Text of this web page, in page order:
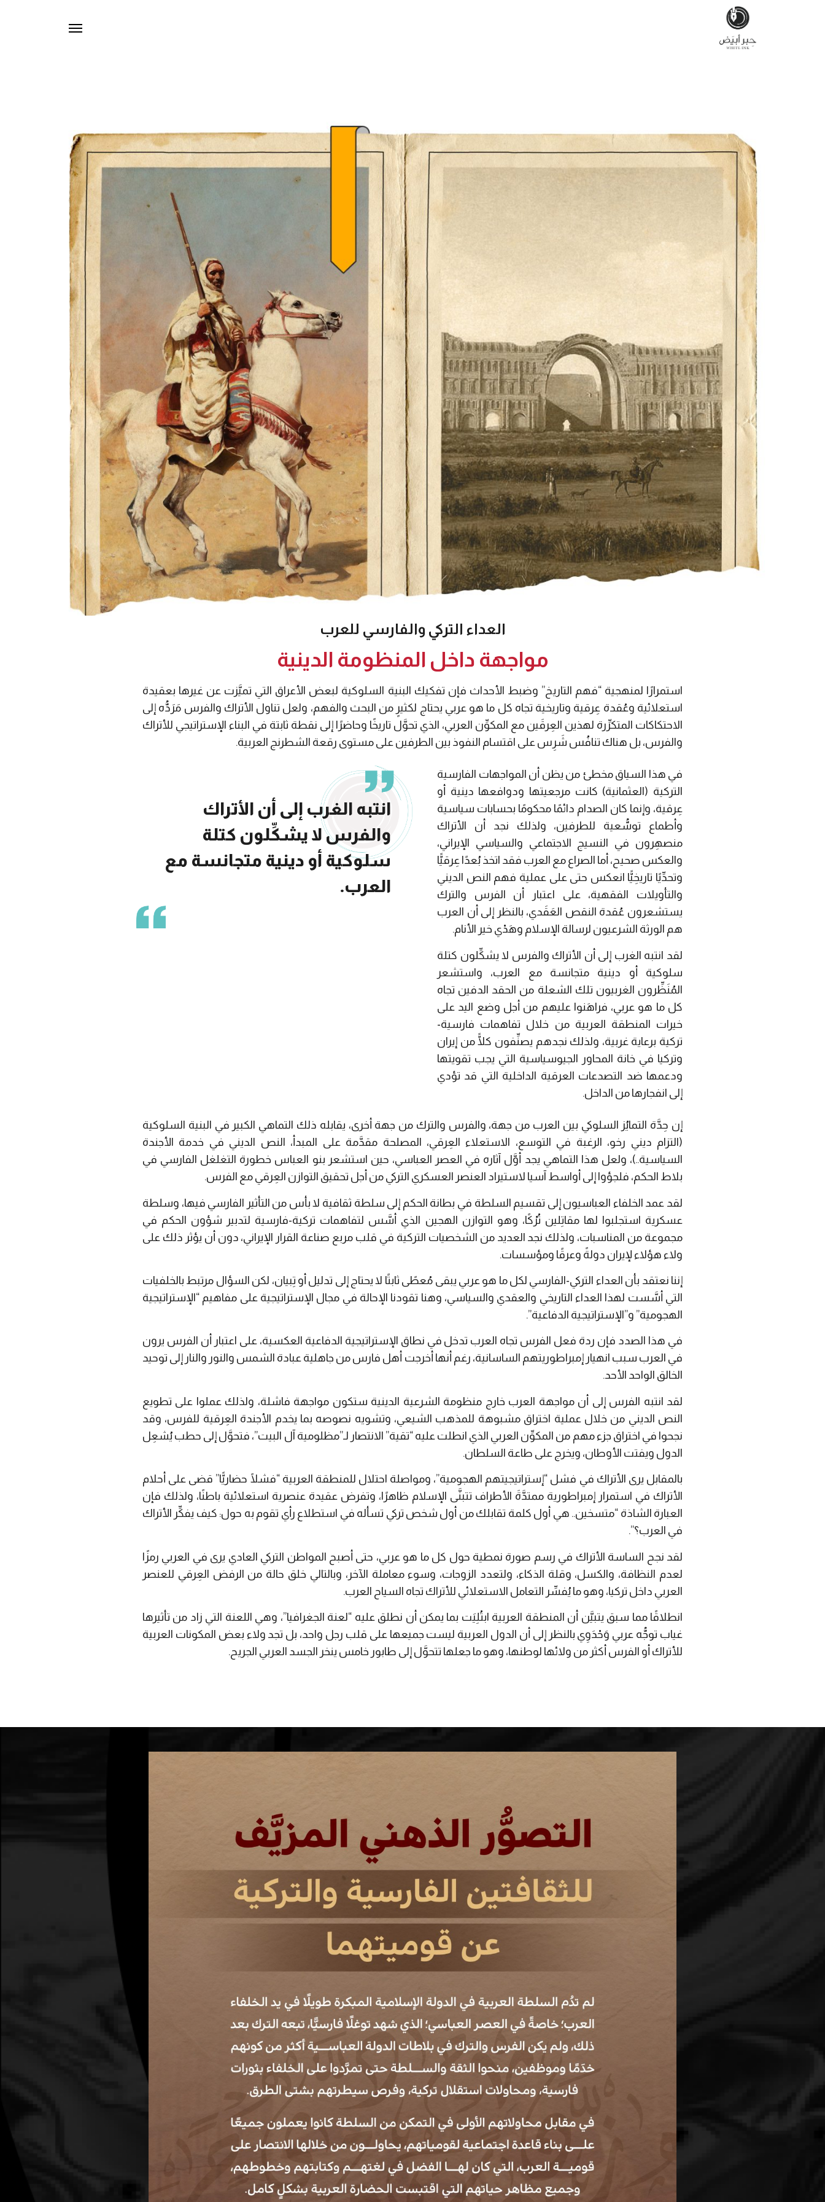
العداء التركي والفارسي للعرب
مواجهة داخل المنظومة الدينية
استمرارًا لمنهجية “فهم التاريخ” وضبط الأحداث فإن تفكيك البنية السلوكية لبعض الأعراق التي تميَّزت عن غيرها بعقيدة
استعلائية وعُقدة عِرقية وتاريخية تجاه كل ما هو عربي يحتاج لكثيرٍ من البحث والفهم، ولعل تناول الأتراك والفرس مَرَدُّه إلى
الاحتكاكات المتكرِّرة لهذين العِرقَين مع المكوِّن العربي، الذي تحوَّل تاريخًا وحاضرًا إلى نقطة ثابتة في البناء الإستراتيجي للأتراك
والفرس، بل هناك تنافُس شَرِس على اقتسام النفوذ بين الطرفين على مستوى رقعة الشطرنج العربية.
في هذا السياق مخطئ من يظن أن المواجهات الفارسية
التركية (العثمانية) كانت مرجعيتها ودوافعها دينية أو
عِرقية، وإنما كان الصدام دائمًا محكومًا بحسابات سياسية
وأطماع توسُّعية للطرفين، ولذلك نجد أن الأتراك
منصهِرون في النسيج الاجتماعي والسياسي الإيراني،
والعكس صحيح، أما الصراع مع العرب فقد اتخذ بُعدًا عِرقيًّا
وتحدِّيًا تاريخِيًّا انعكس حتى على عملية فهم النص الديني
والتأويلات الفقهية، على اعتبار أن الفرس والترك
يستشعرون عُقدة النقص العَقَدي، بالنظر إلى أن العرب
هم الورثة الشرعيون لرسالة الإسلام وهَدْي خير الأنام.
لقد انتبه الغرب إلى أن الأتراك والفرس لا يشكِّلون كتلة
سلوكية أو دينية متجانسة مع العرب، واستشعر
المُنَظِّرون الغربيون تلك الشعلة من الحقد الدفين تجاه
كل ما هو عربي، فراهَنوا عليهم من أجل وضع اليد على
خيرات المنطقة العربية من خلال تفاهمات فارسية-
تركية برعاية غربية، ولذلك نجدهم يصنِّفون كلًّا من إيران
وتركيا في خانة المحاور الجيوسياسية التي يجب تقويتها
ودعمها ضد التصدعات العرقية الداخلية التي قد تؤدي
إلى انفجارها من الداخل.
انتبه الغرب إلى أن الأتراك
والفرس لا يشكِّلون كتلة
سلوكية أو دينية متجانسة مع
العرب.
إن حِدَّة التمايُز السلوكي بين العرب من جهة، والفرس والترك من جهة أخرى، يقابله ذلك التماهي الكبير في البنية السلوكية
(التزام ديني رخو، الرغبة في التوسع، الاستعلاء العِرقي، المصلحة مقدَّمة على المبدأ، النص الديني في خدمة الأجندة
السياسية..)، ولعل هذا التماهي يجد أوَّل آثاره في العصر العباسي، حين استشعر بنو العباس خطورة التغلغل الفارسي في
بلاط الحكم، فلجؤوا إلى أواسط آسيا لاستيراد العنصر العسكري التركي من أجل تحقيق التوازن العِرقي مع الفرس.
لقد عمد الخلفاء العباسيون إلى تقسيم السلطة في بطانة الحكم إلى سلطة ثقافية لا بأس من التأثير الفارسي فيها، وسلطة
عسكرية استجلبوا لها مقاتِلين تُرْكًا، وهو التوازن الهجين الذي أسَّس لتفاهمات تركية-فارسية لتدبير شؤون الحكم في
مجموعة من المناسبات، ولذلك نجد العديد من الشخصيات التركية في قلب مربع صناعة القرار الإيراني، دون أن يؤثر ذلك على
ولاء هؤلاء لإيران دولةً وعرقًا ومؤسسات.
إننا نعتقد بأن العداء التركي-الفارسي لكل ما هو عربي يبقى مُعطًى ثابتًا لا يحتاج إلى تدليل أو تِبيان، لكن السؤال مرتبط بالخلفيات
التي أسَّست لهذا العداء التاريخي والعقدي والسياسي، وهنا تقودنا الإحالة في مجال الإستراتيجية على مفاهيم “الإستراتيجية
الهجومية” و”الإستراتيجية الدفاعية”.
في هذا الصدد فإن ردة فعل الفرس تجاه العرب تدخل في نطاق الإستراتيجية الدفاعية العكسية، على اعتبار أن الفرس يرون
في العرب سبب انهيار إمبراطوريتهم الساسانية، رغم أنها أخرجت أهل فارس من جاهلية عبادة الشمس والنور والنار إلى توحيد
الخالق الواحد الأحد.
لقد انتبه الفرس إلى أن مواجهة العرب خارج منظومة الشرعية الدينية ستكون مواجهة فاشلة، ولذلك عملوا على تطويع
النص الديني من خلال عملية اختراق مشبوهة للمذهب الشيعي، وتشويه نصوصه بما يخدم الأجندة العِرقية للفرس، وقد
نجحوا في اختراق جزء مهم من المكوِّن العربي الذي انطلت عليه “تقية” الانتصار لـ”مظلومية آل البيت”، فتحوَّل إلى حطب يُشعِل
الدول ويفتت الأوطان، ويخرج على طاعة السلطان.
بالمقابل يرى الأتراك في فشل “إستراتيجيتهم الهجومية”، ومواصلة احتلال للمنطقة العربية “فشلًا حضاريًّا” قضى على أحلام
الأتراك في استمرار إمبراطورية ممتدَّةَ الأطراف تتبنَّى الإسلام ظاهرًا، وتفرض عقيدة عنصرية استعلائية باطنًا، ولذلك فإن
العبارة الشاذة “متسخين.. هي أول كلمة تقابلك من أول شخص تركي تسأله في استطلاع رأي تقوم به حول: كيف يفكِّر الأتراك
في العرب؟”.
لقد نجح الساسة الأتراك في رسم صورة نمطية حول كل ما هو عربي، حتى أصبح المواطن التركي العادي يرى في العربي رمزًا
لعدم النظافة، والكسل، وقلة الذكاء، ولتعدد الزوجات، وسوء معاملة الآخر، وبالتالي خلق حالة من الرفض العِرقي للعنصر
العربي داخل تركيا، وهو ما يُفسِّر التعامل الاستعلائي للأتراك تجاه السياح العرب.
انطلاقًا مما سبق يتبيَّن أن المنطقة العربية ابتُلِيَت بما يمكن أن نطلق عليه “لعنة الجغرافيا”، وهي اللعنة التي زاد من تأثيرها
غياب توجُّه عربي وَحْدَوِي بالنظر إلى أن الدول العربية ليست جميعها على قلب رجل واحد، بل تجد ولاء بعض المكونات العربية
للأتراك أو الفرس أكثر من ولائها لوطنها، وهو ما جعلها تتحوَّل إلى طابور خامس ينخر الجسد العربي الجريح.